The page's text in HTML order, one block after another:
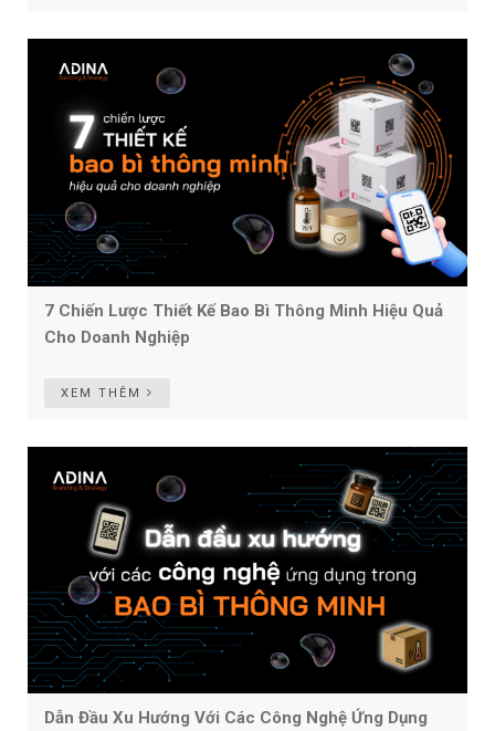
7 Chiến Lược Thiết Kế Bao Bì Thông Minh Hiệu Quả
Cho Doanh Nghiệp
XEM THÊM
Dẫn Đầu Xu Hướng Với Các Công Nghệ Ứng Dụng